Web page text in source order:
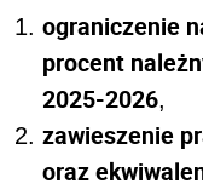
ograniczenie
procent
2025-2026,
zawieszenie
oraz